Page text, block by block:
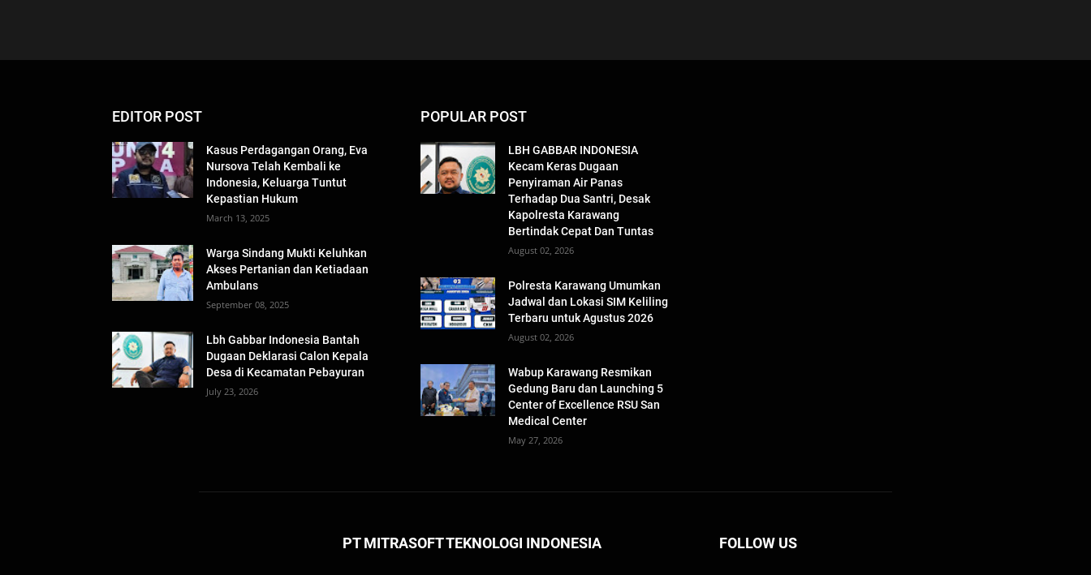
EDITOR POST
Kasus Perdagangan Orang, Eva
Nursova Telah Kembali ke
Indonesia, Keluarga Tuntut
Kepastian Hukum
March 13, 2025
Warga Sindang Mukti Keluhkan
Akses Pertanian dan Ketiadaan
Ambulans
September 08, 2025
Lbh Gabbar Indonesia Bantah
Dugaan Deklarasi Calon Kepala
Desa di Kecamatan Pebayuran
July 23, 2026
POPULAR POST
LBH GABBAR INDONESIA
Kecam Keras Dugaan
Penyiraman Air Panas
Terhadap Dua Santri, Desak
Kapolresta Karawang
Bertindak Cepat Dan Tuntas
August 02, 2026
Polresta Karawang Umumkan
Jadwal dan Lokasi SIM Keliling
Terbaru untuk Agustus 2026
August 02, 2026
Wabup Karawang Resmikan
Gedung Baru dan Launching 5
Center of Excellence RSU San
Medical Center
May 27, 2026
PT MITRASOFT TEKNOLOGI INDONESIA FOLLOW US